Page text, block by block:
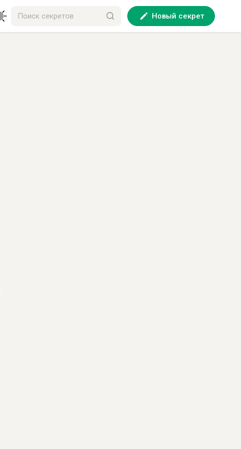
Новый секрет